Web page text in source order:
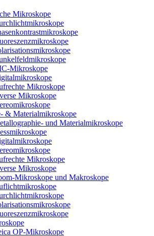
Mikroskope
Mikroskope
Mikroskope
Mikroskope
& Materialmikroskope
und Materialmikroskope
Mikroskope
Mikroskope
Mikroskope und Makroskope
OP-Mikroskope